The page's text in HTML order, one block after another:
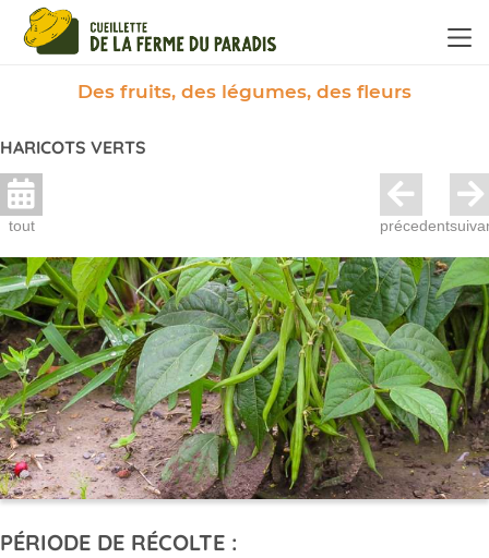
Des fruits, des légumes, des fleurs
HARICOTS VERTS
tout précedent
PÉRIODE DE RÉCOLTE :
Panneau de gestion des cookies